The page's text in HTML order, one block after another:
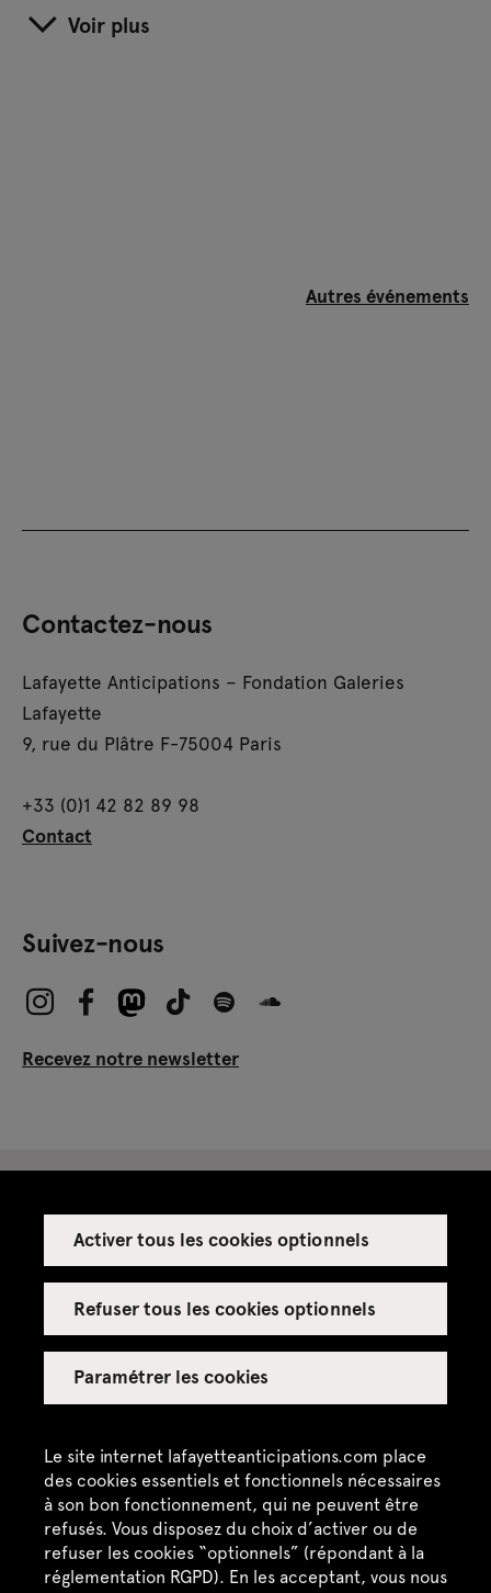
Le site internet lafayetteanticipations.com place
des cookies essentiels et fonctionnels nécessaires
à son bon fonctionnement, qui ne peuvent être
refusés. Vous disposez du choix d’activer ou de
refuser les cookies “optionnels” (répondant à la
réglementation RGPD). En les acceptant, vous nous
Activer tous les cookies optionnels
Refuser tous les cookies optionnels
Paramétrer les cookies
Voir plus
Autres événements
Contactez-nous
Lafayette Anticipations – Fondation Galeries
Lafayette
9, rue du Plâtre F-75004 Paris
+33 (0)1 42 82 89 98
Contact
Suivez-nous
Recevez notre newsletter
Espace presse
Espace enseignant·es
Espace privatisations
Crédits
Mentions légales
Politique de confidentialité
CGU / CGV
Plan du site